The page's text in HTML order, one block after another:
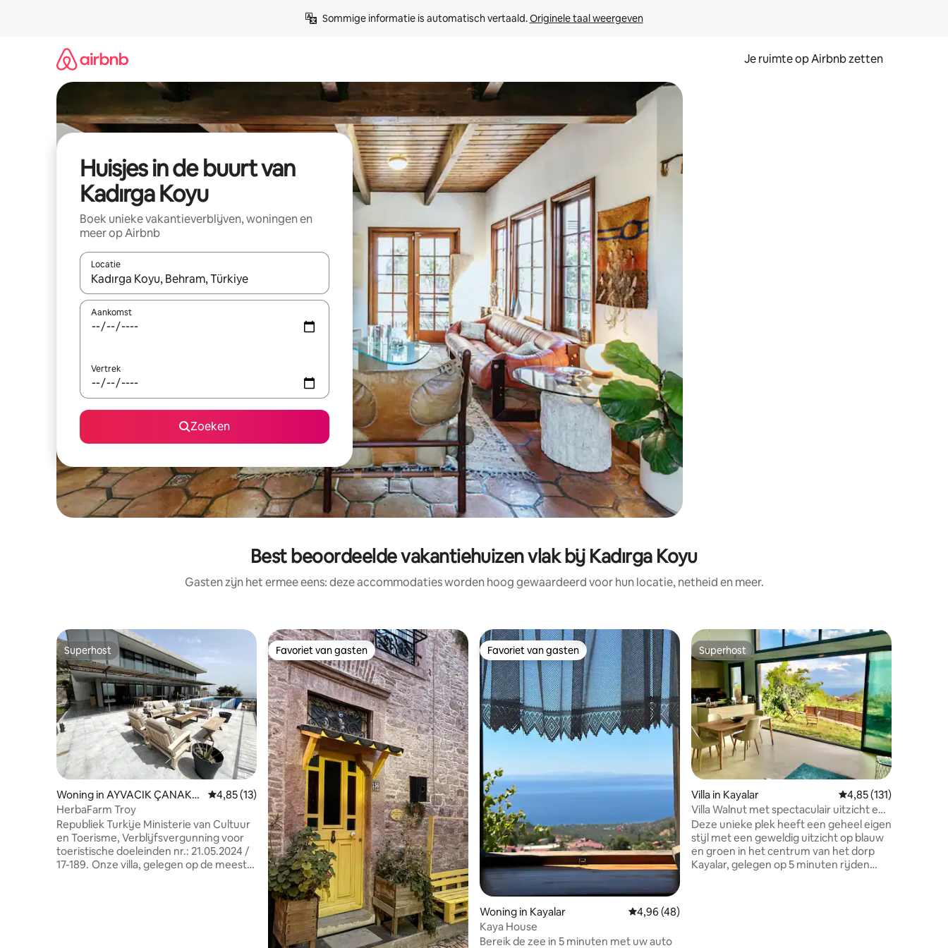
Sommige informatie is automatisch vertaald. Originele taal weergeven
Je ruimte op Airbnb zetten
Huisjes in de buurt van
Kadırga Koyu
Boek unieke vakantieverblijven, woningen en
meer op Airbnb
Locatie
Wanneer er suggesties beschikbaar zijn, maak je een keuze met je de pijltjestoetsen omhoog en omlaag, óf door te tikken of swipen.
Aankomst
Vertrek
Zoeken
Best beoordeelde vakantiehuizen vlak bij Kadırga Koyu
Gasten zijn het ermee eens: deze accommodaties worden hoog gewaardeerd voor hun locatie, netheid en meer.
Superhost
Superhost
Woning in AYVACIK ÇANAKK
ALE
Gemiddelde beoordeling van 4,85 uit 5, 13 recensies
4,85 (13)
HerbaFarm Troy
Republiek Turkije Ministerie van Cultuur
en Toerisme, Verblijfsvergunning voor
toeristische doeleinden nr.: 21.05.2024 /
17-189. Onze villa, gelegen op de meest
Favoriet van gasten
Favoriet van gasten Favoriet van gasten
Favoriet van gasten
Woning in Kayalar Gemiddelde beoordeling van 4,96 uit 5, 48 recensies
4,96 (48)
Kaya House
Bereik de zee in 5 minuten met uw auto
Superhost
Superhost
Villa in Kayalar Gemiddelde
4,85 (131)
Villa Walnut met spectaculair uitzicht en
tuin, Assos
Deze unieke plek heeft een geheel eigen
stijl met een geweldig uitzicht op blauw
en groen in het centrum van het dorp
Kayalar, gelegen op 5 minuten rijden